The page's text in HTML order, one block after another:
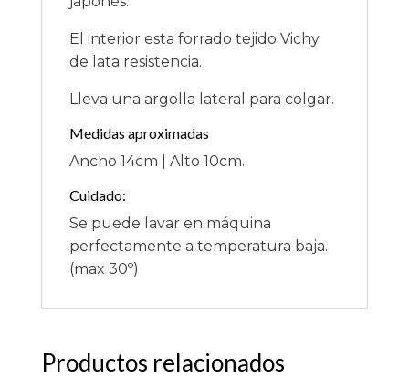
El interior esta forrado tejido Vichy
de lata resistencia.
Lleva una argolla lateral para colgar.
Medidas aproximadas
Ancho 14cm | Alto 10cm.
Cuidado:
Se puede lavar en máquina
perfectamente a temperatura baja.
(max 30º)
Productos relacionados